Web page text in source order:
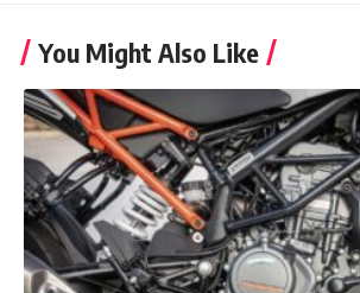
You Might Also Like